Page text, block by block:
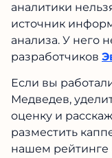
аналитики
источник
анализа. У него
разработчиков
Если вы
Медведев,
оценку и
разместить
нашем